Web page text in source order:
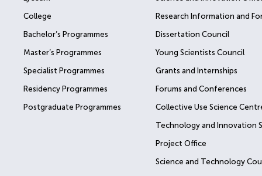
College
Bachelor’s Programmes
Master’s Programmes
Specialist Programmes
Residency Programmes
Postgraduate Programmes
Research Information and
Dissertation Council
Young Scientists Council
Grants and Internships
Forums and Conferences
Collective Use Science
Technology and Innovation
Project Office
Science and Technology